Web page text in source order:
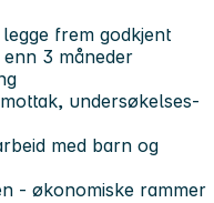
frem godkjent
3 måneder
undersøkelses-
med barn og
- økonomiske rammer